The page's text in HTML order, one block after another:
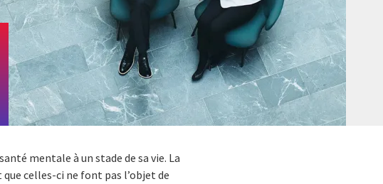
mentale à un stade de sa vie. La
celles-ci ne font pas l’objet de